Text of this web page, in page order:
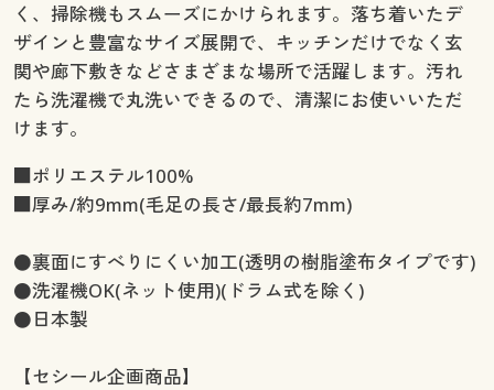
く、掃除機もスムーズにかけられます。落ち着いたデ
ザインと豊富なサイズ展開で、キッチンだけでなく玄
関や廊下敷きなどさまざまな場所で活躍します。汚れ
たら洗濯機で丸洗いできるので、清潔にお使いいただ
けます。
■ポリエステル100%
■厚み/約9mm(毛足の長さ/最長約7mm)
●裏面にすべりにくい加工(透明の樹脂塗布タイプです)
●洗濯機OK(ネット使用)(ドラム式を除く)
●日本製
【セシール企画商品】